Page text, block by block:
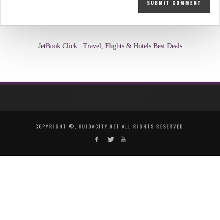
JetBook.Click : Travel, Flights & Hotels Best Deals
COPYRIGHT ©, OUJDACITY.NET ALL RIGHTS RESERVED.